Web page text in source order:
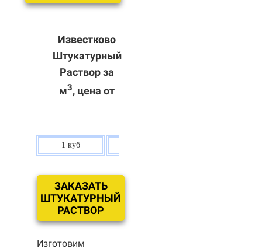
Известково
Штукатурный
Раствор за
м3, цена от
1 куб
ЗАКАЗАТЬ
ШТУКАТУРНЫЙ
РАСТВОР
Изготовим